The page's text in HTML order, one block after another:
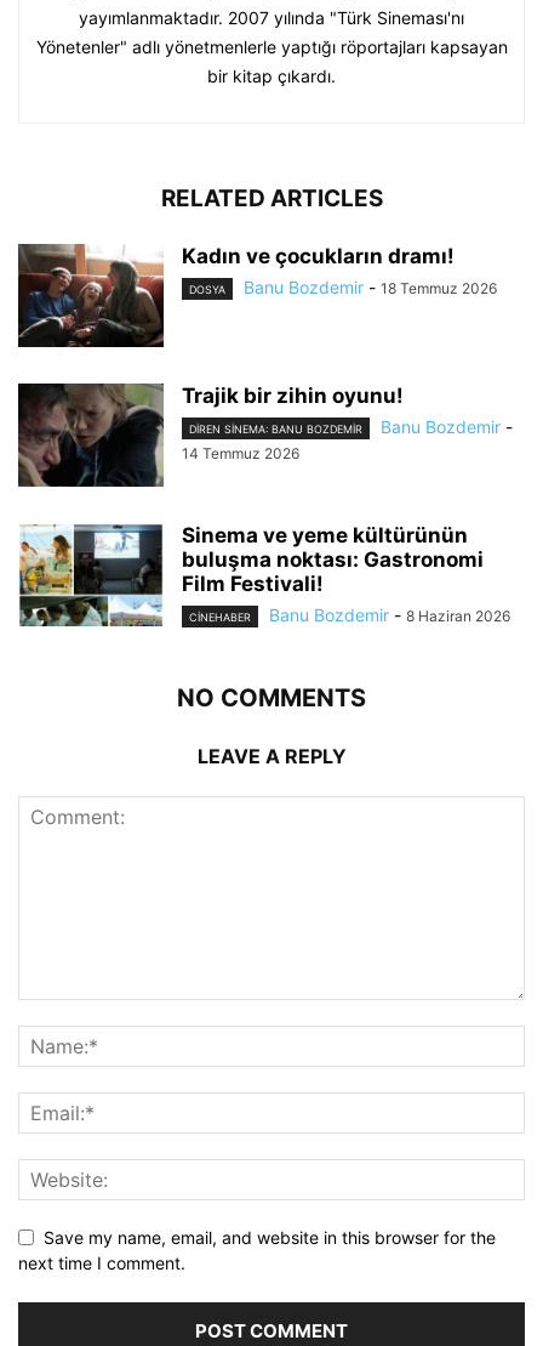
yayımlanmaktadır. 2007 yılında "Türk Sineması'nı
Yönetenler" adlı yönetmenlerle yaptığı röportajları kapsayan
bir kitap çıkardı.
RELATED ARTICLES
Kadın ve çocukların dramı!
DOSYA Banu Bozdemir - 18 Temmuz 2026
Trajik bir zihin oyunu!
DIREN SINEMA: BANU BOZDEMIR Banu Bozdemir -
14 Temmuz 2026
Sinema ve yeme kültürünün
buluşma noktası: Gastronomi
Film Festivali!
CINEHABER Banu Bozdemir - 8 Haziran 2026
NO COMMENTS
LEAVE A REPLY
Save my name, email, and website in this browser for the
next time I comment.